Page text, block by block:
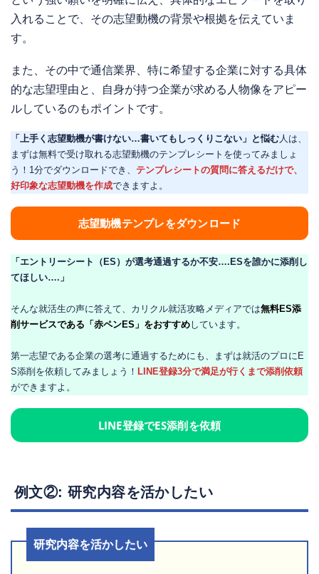
入れることで、その志望動機の背景や根拠を伝えていま
す。
また、その中で通信業界、特に希望する企業に対する具体
的な志望理由と、自身が持つ企業が求める人物像をアピー
ルしているのもポイントです。
「上手く志望動機が書けない…書いてもしっくりこない」と悩む 人は、
まずは無料で受け取れる志望動機のテンプレシートを使ってみましょ
う！1分でダウンロードでき、 テンプレシートの質問に答えるだけで、
好印象な志望動機を作成できますよ。
志望動機テンプレをダウンロード
「エントリーシート（ES）が選考通過するか不安….ESを誰かに添削し
てほしい….」
そんな就活生の声に答えて、カリクル就活攻略メディアでは無料ES添
削サービスである「赤ペンES」をおすすめしています。
第一志望である企業の選考に通過するためにも、まずは就活のプロにE
S添削を依頼してみましょう！ LINE登録3分で満足が行くまで添削依頼
ができますよ。
LINE登録でES添削を依頼
例文②: 研究内容を活かしたい
研究内容を活かしたい